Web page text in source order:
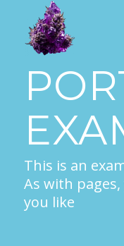
This is an
As with
you like